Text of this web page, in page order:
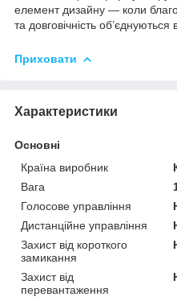
елемент дизайну — коли
та довговічність
Приховати
Характеристики
Основні
Країна виробник
Вага
Голосове управління
Дистанційне управління
Захист від короткого
замикання
Захист від
перевантаження